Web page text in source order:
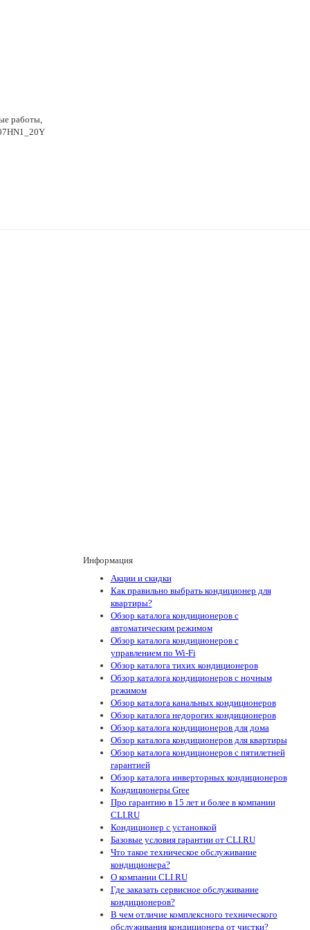
работы,
Информация
Акции и скидки
Как правильно выбрать кондиционер для
квартиры?
Обзор каталога кондиционеров с
автоматическим режимом
Обзор каталога кондиционеров с
управлением по Wi-Fi
Обзор каталога тихих кондиционеров
Обзор каталога кондиционеров с ночным
режимом
Обзор каталога канальных кондиционеров
Обзор каталога недорогих кондиционеров
Обзор каталога кондиционеров для дома
Обзор каталога кондиционеров для квартиры
Обзор каталога кондиционеров с пятилетней
гарантией
Обзор каталога инверторных кондиционеров
Кондиционеры Gree
Про гарантию в 15 лет и более в компании
CLI.RU
Кондиционер с установкой
Базовые условия гарантии от CLI.RU
Что такое техническое обслуживание
кондиционера?
О компании CLI.RU
Где заказать сервисное обслуживание
кондиционеров?
В чем отличие комплексного технического
обслуживания кондиционера от чистки?